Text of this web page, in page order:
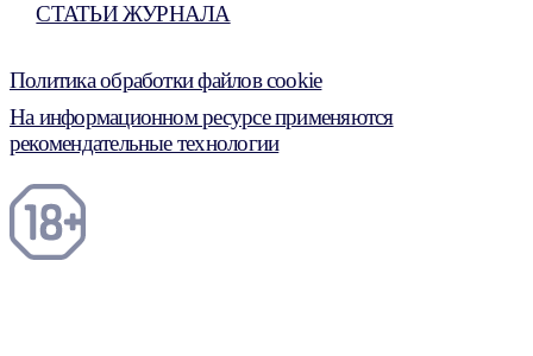
СТАТЬИ ЖУРНАЛА
Политика обработки файлов cookie
На информационном ресурсе применяются
рекомендательные технологии